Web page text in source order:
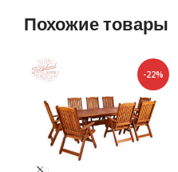
Похожие товары
-22%